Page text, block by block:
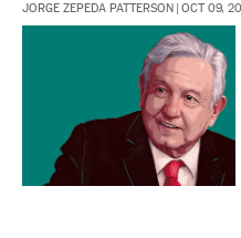
JORGE ZEPEDA PATTERSON OCT 09,